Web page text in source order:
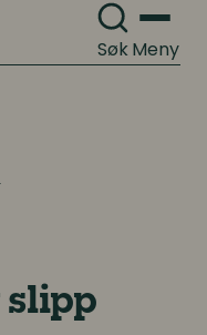
SøkMeny
slipp